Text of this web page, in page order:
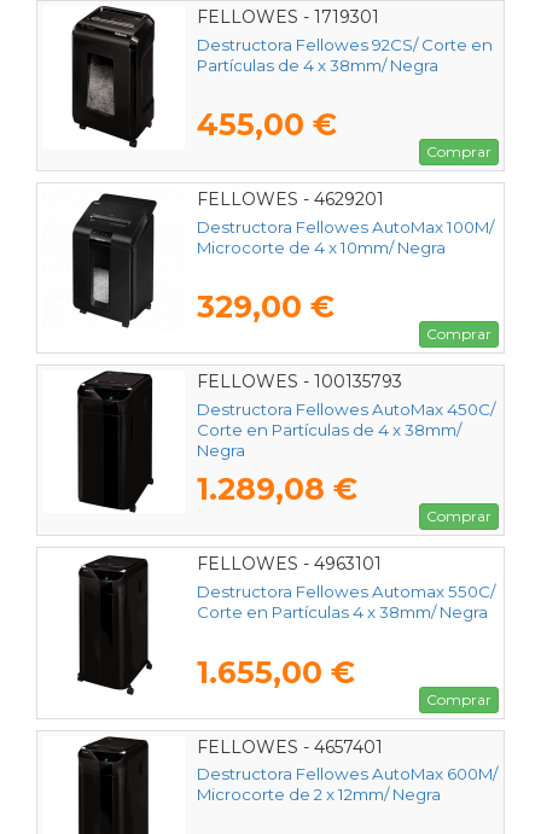
FELLOWES - 1719301
Destructora Fellowes 92CS/ Corte en
Partículas de 4 x 38mm/ Negra
455,00 €
Comprar
FELLOWES - 4629201
Destructora Fellowes AutoMax 100M/
Microcorte de 4 x 10mm/ Negra
329,00 €
Comprar
FELLOWES - 100135793
Destructora Fellowes AutoMax 450C/
Corte en Partículas de 4 x 38mm/
Negra
1.289,08 €
Comprar
FELLOWES - 4963101
Destructora Fellowes Automax 550C/
Corte en Partículas 4 x 38mm/ Negra
1.655,00 €
Comprar
FELLOWES - 4657401
Destructora Fellowes AutoMax 600M/
Microcorte de 2 x 12mm/ Negra